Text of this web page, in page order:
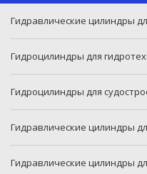
Гидравлические цилиндры
Гидроцилиндры для
Гидроцилиндры для
Гидравлические цилиндры
Гидравлические цилиндры